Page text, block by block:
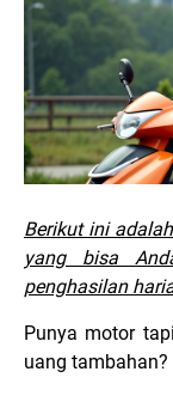
Berikut ini
yang bisa
penghasilan
Punya motor
uang